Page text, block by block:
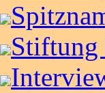
Stiftung